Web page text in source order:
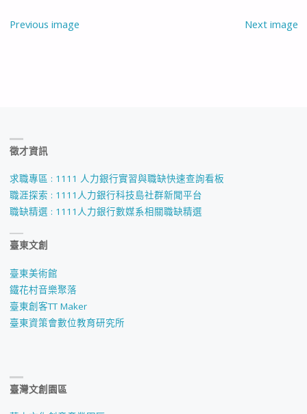
Previous image Next image
徵才資訊
求職專區 : 1111 人力銀行實習與職缺快速查詢看板
職涯探索 : 1111人力銀行科技島社群新聞平台
職缺精選 : 1111人力銀行數媒系相關職缺精選
臺東文創
臺東美術館
鐵花村音樂聚落
臺東創客TT Maker
臺東資策會數位教育研究所
臺灣文創園區